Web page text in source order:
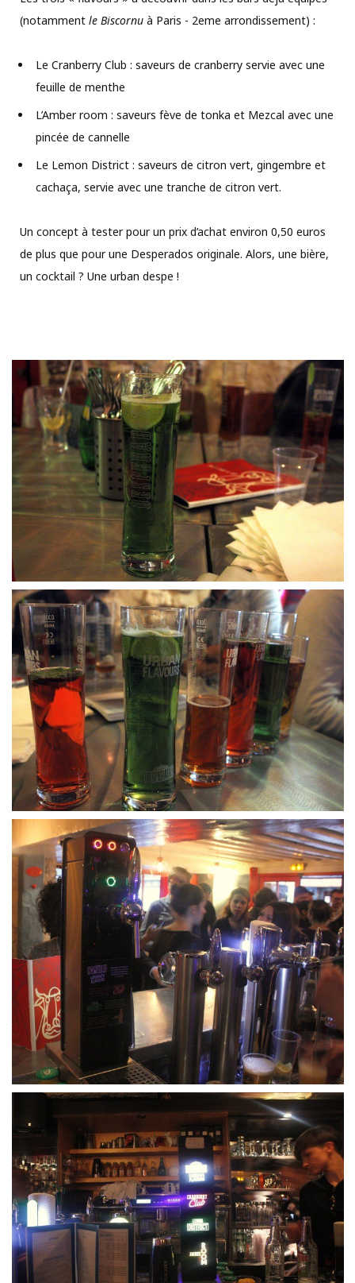
(notamment le Biscornu à Paris - 2eme arrondissement) :
Le Cranberry Club : saveurs de cranberry servie avec une
feuille de menthe
L’Amber room : saveurs fève de tonka et Mezcal avec une
pincée de cannelle
Le Lemon District : saveurs de citron vert, gingembre et
cachaça, servie avec une tranche de citron vert.
Un concept à tester pour un prix d’achat environ 0,50 euros
de plus que pour une Desperados originale. Alors, une bière,
un cocktail ? Une urban despe !